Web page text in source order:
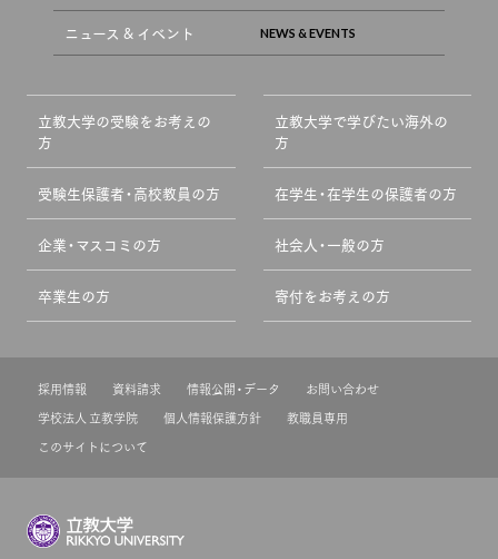
ニュース & イベント
立教大学の受験をお考えの
方
立教大学で学びたい海外の
方
受験生保護者・高校教員の方 在学生・在学生の保護者の方
企業・マスコミの方 社会人・一般の方
卒業生の方 寄付をお考えの方
採用情報 資料請求 情報公開・データ
お問い合わせ
学校法人 立教学院
個人情報保護方針
教職員専用
このサイトについて